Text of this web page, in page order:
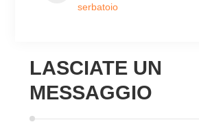
serbatoio
LASCIATE UN
MESSAGGIO